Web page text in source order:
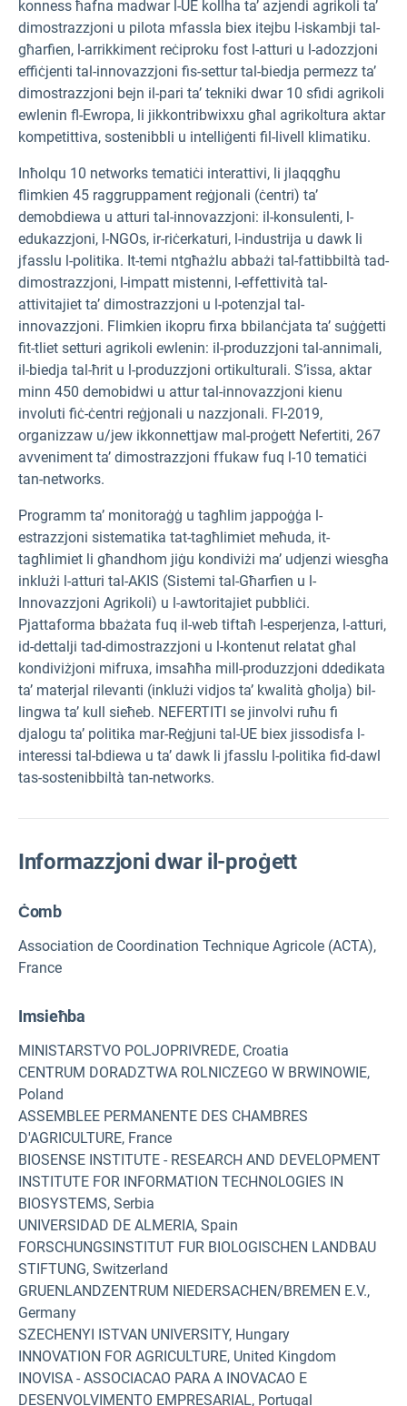
konness ħafna madwar l-UE kollha ta’ azjendi agrikoli ta’
dimostrazzjoni u pilota mfassla biex itejbu l-iskambji tal-
għarfien, l-arrikkiment reċiproku fost l-atturi u l-adozzjoni
effiċjenti tal-innovazzjoni fis-settur tal-biedja permezz ta’
dimostrazzjoni bejn il-pari ta’ tekniki dwar 10 sfidi agrikoli
ewlenin fl-Ewropa, li jikkontribwixxu għal agrikoltura aktar
kompetittiva, sostenibbli u intelliġenti fil-livell klimatiku.
Inħolqu 10 networks tematiċi interattivi, li jlaqqgħu
flimkien 45 raggruppament reġjonali (ċentri) ta’
demobdiewa u atturi tal-innovazzjoni: il-konsulenti, l-
edukazzjoni, l-NGOs, ir-riċerkaturi, l-industrija u dawk li
jfasslu l-politika. It-temi ntgħażlu abbażi tal-fattibbiltà tad-
dimostrazzjoni, l-impatt mistenni, l-effettività tal-
attivitajiet ta’ dimostrazzjoni u l-potenzjal tal-
innovazzjoni. Flimkien ikopru firxa bbilanċjata ta’ suġġetti
fit-tliet setturi agrikoli ewlenin: il-produzzjoni tal-annimali,
il-biedja tal-ħrit u l-produzzjoni ortikulturali. S’issa, aktar
minn 450 demobidwi u attur tal-innovazzjoni kienu
involuti fiċ-ċentri reġjonali u nazzjonali. Fl-2019,
organizzaw u/jew ikkonnettjaw mal-proġett Nefertiti, 267
avveniment ta’ dimostrazzjoni ffukaw fuq l-10 tematiċi
tan-networks.
Programm ta’ monitoraġġ u tagħlim jappoġġa l-
estrazzjoni sistematika tat-tagħlimiet meħuda, it-
tagħlimiet li għandhom jiġu kondiviżi ma’ udjenzi wiesgħa
inklużi l-atturi tal-AKIS (Sistemi tal-Għarfien u l-
Innovazzjoni Agrikoli) u l-awtoritajiet pubbliċi.
Pjattaforma bbażata fuq il-web tiftaħ l-esperjenza, l-atturi,
id-dettalji tad-dimostrazzjoni u l-kontenut relatat għal
kondiviżjoni mifruxa, imsaħħa mill-produzzjoni ddedikata
ta’ materjal rilevanti (inklużi vidjos ta’ kwalità għolja) bil-
lingwa ta’ kull sieħeb. NEFERTITI se jinvolvi ruħu fi
djalogu ta’ politika mar-Reġjuni tal-UE biex jissodisfa l-
interessi tal-bdiewa u ta’ dawk li jfasslu l-politika fid-dawl
tas-sostenibbiltà tan-networks.
Informazzjoni dwar il-proġett
Ċomb
Association de Coordination Technique Agricole (ACTA),
France
Imsieħba
MINISTARSTVO POLJOPRIVREDE, Croatia
CENTRUM DORADZTWA ROLNICZEGO W BRWINOWIE,
Poland
ASSEMBLEE PERMANENTE DES CHAMBRES
D'AGRICULTURE, France
BIOSENSE INSTITUTE - RESEARCH AND DEVELOPMENT
INSTITUTE FOR INFORMATION TECHNOLOGIES IN
BIOSYSTEMS, Serbia
UNIVERSIDAD DE ALMERIA, Spain
FORSCHUNGSINSTITUT FUR BIOLOGISCHEN LANDBAU
STIFTUNG, Switzerland
GRUENLANDZENTRUM NIEDERSACHEN/BREMEN E.V.,
Germany
SZECHENYI ISTVAN UNIVERSITY, Hungary
INNOVATION FOR AGRICULTURE, United Kingdom
INOVISA - ASSOCIACAO PARA A INOVACAO E
DESENVOLVIMENTO EMPRESARIAL, Portugal